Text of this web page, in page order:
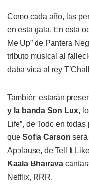
Como cada año, las
en esta gala. En esta
Me Up” de Pantera
tributo musical al
daba vida al rey
También estarán
y la banda Son Lux,
Life”, de Todo en
que Sofia Carson
Applause, de Tell It
Kaala Bhairava
Netflix, RRR.